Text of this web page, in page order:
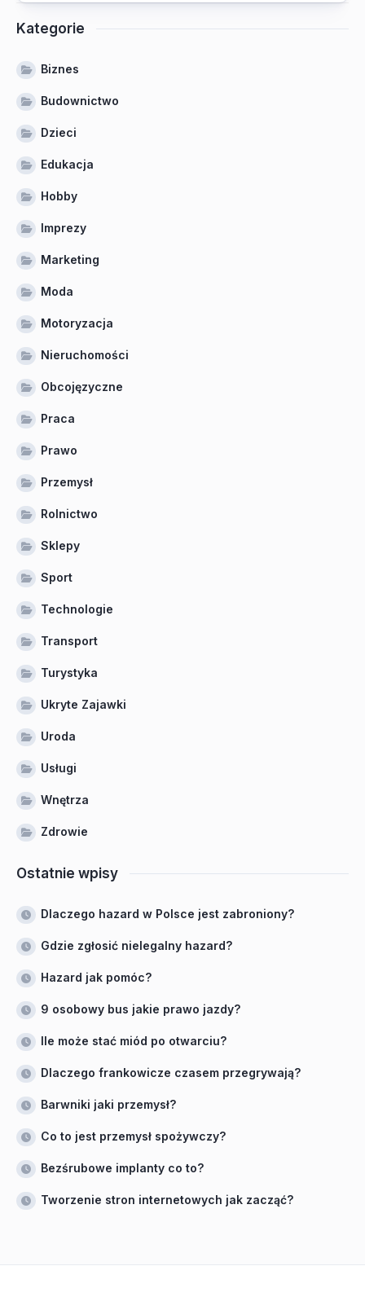
Kategorie
Biznes
Budownictwo
Dzieci
Edukacja
Hobby
Imprezy
Marketing
Moda
Motoryzacja
Nieruchomości
Obcojęzyczne
Praca
Prawo
Przemysł
Rolnictwo
Sklepy
Sport
Technologie
Transport
Turystyka
Ukryte Zajawki
Uroda
Usługi
Wnętrza
Zdrowie
Ostatnie wpisy
Dlaczego hazard w Polsce jest zabroniony?
Gdzie zgłosić nielegalny hazard?
Hazard jak pomóc?
9 osobowy bus jakie prawo jazdy?
Ile może stać miód po otwarciu?
Dlaczego frankowicze czasem przegrywają?
Barwniki jaki przemysł?
Co to jest przemysł spożywczy?
Bezśrubowe implanty co to?
Tworzenie stron internetowych jak zacząć?